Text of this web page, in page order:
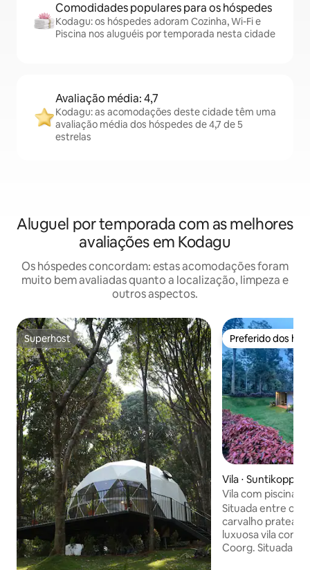
Comodidades populares para os hóspedes
Kodagu: os hóspedes adoram Cozinha, Wi-Fi e
Piscina nos aluguéis por temporada nesta cidade
Avaliação média: 4,7
Kodagu: as acomodações deste cidade têm uma
avaliação média dos hóspedes de 4,7 de 5
estrelas
Aluguel por temporada com as melhores
avaliações em Kodagu
Os hóspedes concordam: estas acomodações foram
muito bem avaliadas quanto a localização, limpeza e
outros aspectos.
Superhost
Superhost Preferido dos
Preferido dos
Vila ⋅ Suntikoppa
Vila com piscina
plantação em
Situada entre o
carvalho
luxuosa vila com
Coorg. Situada